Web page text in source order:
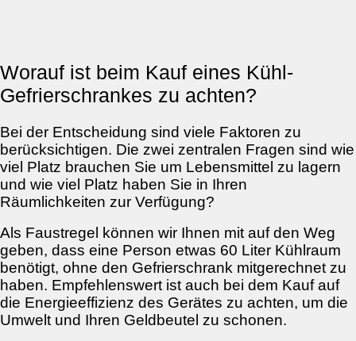
Worauf ist beim Kauf eines Kühl-
Gefrierschrankes zu achten?
Bei der Entscheidung sind viele Faktoren zu
berücksichtigen. Die zwei zentralen Fragen sind wie
viel Platz brauchen Sie um Lebensmittel zu lagern
und wie viel Platz haben Sie in Ihren
Räumlichkeiten zur Verfügung?
Als Faustregel können wir Ihnen mit auf den Weg
geben, dass eine Person etwas 60 Liter Kühlraum
benötigt, ohne den Gefrierschrank mitgerechnet zu
haben. Empfehlenswert ist auch bei dem Kauf auf
die Energieeffizienz des Gerätes zu achten, um die
Umwelt und Ihren Geldbeutel zu schonen.